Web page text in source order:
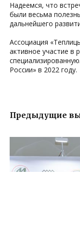
Надеемся, что
были весьма
дальнейшего
Ассоциация
активное участие в
России» в 2022 году.
Предыдущие